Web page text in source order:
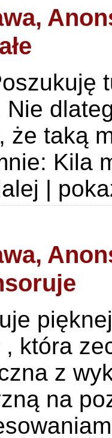
Nie
że taką
Kila
|
która
z
na